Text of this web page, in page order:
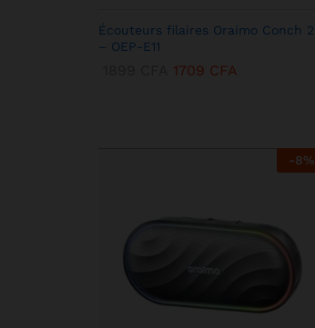
Écouteurs filaires Oraimo Conch 2
– OEP-E11
1709 CFA
-8%